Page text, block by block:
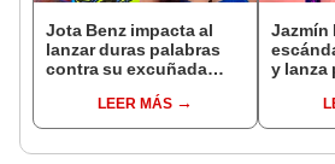
Jota Benz impacta al
lanzar duras palabras
contra su excuñada
pagan por hablar de
otras personas"
LEER MÁS
Jazmín
y lanza
pies